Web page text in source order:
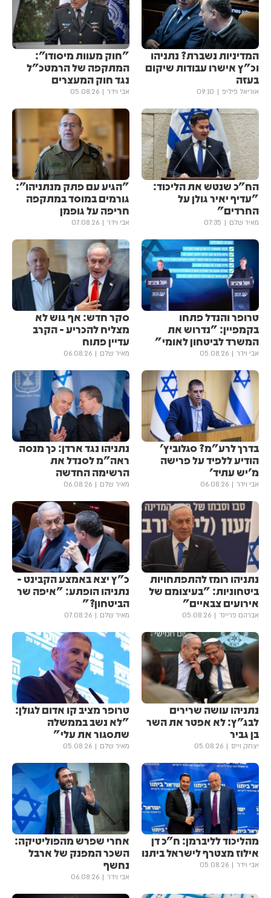
המדיניות נשברת? נתניהו
וכ"ץ אישרו עבודות שיקום
בעזה
אוריאל פיליפ 09:10
"חוק מעוות מיסודו":
המתקפה של הרמטכ"ל
נגד חוק המעצרים
אבי וידר 05.08.26
הח"כ שנטש את הליכוד:
"עדיף יאיר גולן על
החרדים"
מאיר שלם 07:35
"הגיע עם פתק מנתניהו":
גורמים במוסד במתקפה
חריפה על גופמן
אבי וידר 07.08.26
טרופר והנדל פתחו
בקמפיין: "נדרוש את
המשרד לביטחון לאומי"
אבי וידר 05.08.26
סקר חדש: אף גוש לא
מצליח להכריע - הקרב
עדיין פתוח
מאיר שלם 06.08.26
בדרך לרע"מ? סגלוביץ'
הודיע ללפיד על פרישה
מ'יש עתיד'
אבי וידר 06.08.26
נתניהו נגד ארדן: כך מנסה
ראה"מ לסנדל את
הרשימה החדשה
מאיר שלם 06.08.26
נתניהו רומז להתפתחויות
ביטחוניות: "בעיצומם של
אירועים צבאיים"
אברהם פריינד 05.08.26
כ"ץ יצא באמצע הקבינט -
נתניהו הופתע: "איפה שר
הביטחון?"
מאיר שלם 07.08.26
נתניהו עושה שרירים
לבג"ץ: לא אפטר את השר
בן גביר
יצחק וייס 05.08.26
טרופר מציב קו אדום לגולן:
"לא נשב בממשלה
שתסגור את עלי"
מאיר שלם 05.08.26
מהליכוד לליברמן: ח"כ דן
אילוז מצטרף לישראל ביתנו
אבי וידר 05.08.26
אחרי שפרש מהפוליטיקה:
השכר המפנק של ארבל
נחשף
אבי וידר 06.08.26